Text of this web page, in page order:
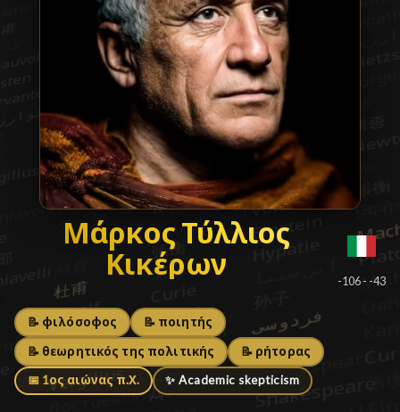
Μάρκος Τύλλιος
Μάρκος Τύλλιος
Κικέρων
-106 - -43
📝 φιλόσοφος 📝 ποιητής
📝 θεωρητικός της πολιτικής 📝 ρήτορας
📅 1ος αιώνας π.Χ. ✨ Academic skepticism